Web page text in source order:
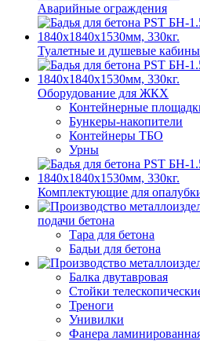
Аварийные ограждения
Туалетные и душевые кабины
Оборудование для ЖКХ
Контейнерные
Бункеры-накопители
Контейнеры ТБО
Урны
Комплектующие для
подачи бетона
Тара для бетона
Бадьи для бетона
Балка двутавровая
Стойки
Треноги
Унивилки
Фанера